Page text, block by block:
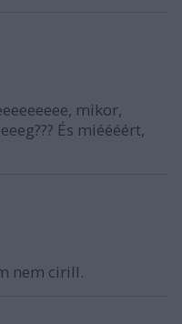
mikor,
És miéééért,
nem cirill.